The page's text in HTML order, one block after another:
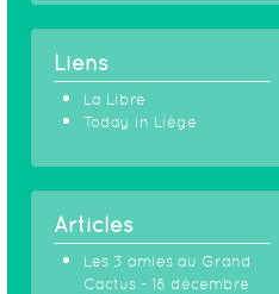
Liens
La Libre
Today in Liège
Articles
Les 3 amies au Grand
Cactus - 18 décembre